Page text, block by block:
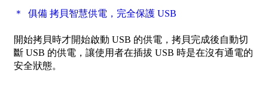
＊ 俱備 拷貝智慧供電，完全保護 USB
開始拷貝時才開始啟動 USB 的供電，拷貝完成後自動切
斷 USB 的供電，讓使用者在插拔 USB 時是在沒有通電的
安全狀態。